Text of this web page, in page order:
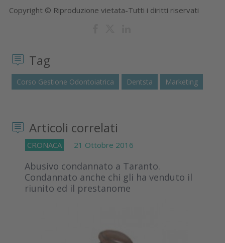
Copyright © Riproduzione vietata-Tutti i diritti riservati
Tag
Corso Gestione Odontoiatrica Dentsta Marketing
Articoli correlati
CRONACA 21 Ottobre 2016
Abusivo condannato a Taranto.
Condannato anche chi gli ha venduto il
riunito ed il prestanome